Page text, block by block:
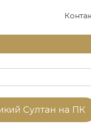
Султан на ПК